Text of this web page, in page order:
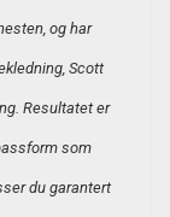
og har
Scott
Resultatet er
som
du garantert